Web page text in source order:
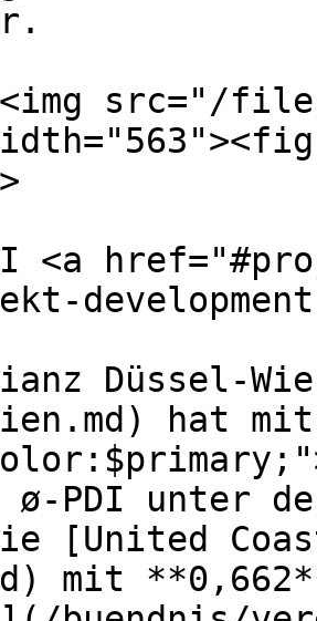
src="/files/
<a
Düssel-
hat
ø-PDI unter
[United
mit